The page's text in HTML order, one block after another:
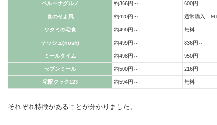
ベルーナグルメ 約366円～ 600円
食のそよ風 約420円～ 通常購入：
ワタミの宅食 約490円～ 無料
ナッシュ(nosh) 約499円～ 836円～
ミールタイム 約498円～ 950円
セブンミール 約500円～ 216円
宅配クック123 約594円～ 無料
それぞれ特徴があることが分かりました。